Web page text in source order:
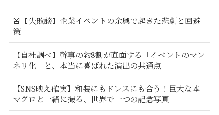
🚨【失敗談】企業イベントの余興で起きた悲劇と回避
策
【自社調べ】幹事の約8割が直面する「イベントのマン
ネリ化」と、本当に喜ばれた演出の共通点
【SNS映え確実】和装にもドレスにも合う！巨大な本
マグロと一緒に撮る、世界で一つの記念写真